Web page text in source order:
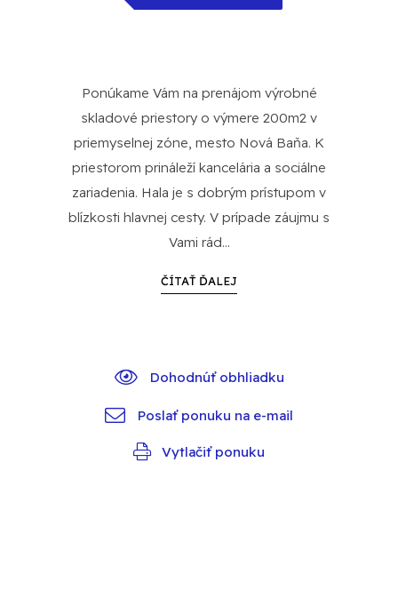
Ponúkame Vám na prenájom výrobné
skladové priestory o výmere 200m2 v
priemyselnej zóne, mesto Nová Baňa. K
priestorom prináleží kancelária a sociálne
zariadenia. Hala je s dobrým prístupom v
blízkosti hlavnej cesty. V prípade záujmu s
Vami rád...
ČÍTAŤ ĎALEJ
Dohodnúť obhliadku
Poslať ponuku na e-mail
Vytlačiť ponuku